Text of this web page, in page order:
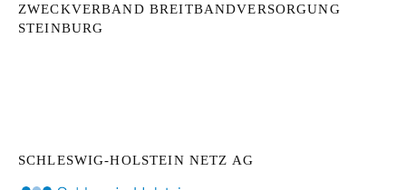
ZWECKVERBAND BREITBANDVERSORGUNG
STEINBURG
SCHLESWIG-HOLSTEIN NETZ AG